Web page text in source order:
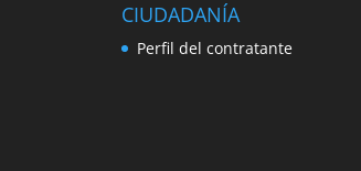
CIUDADANÍA
Perfil del contratante